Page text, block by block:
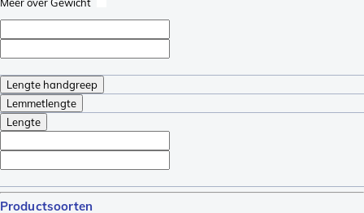
Lengte handgreep
Lemmetlengte
Lengte
Productsoorten